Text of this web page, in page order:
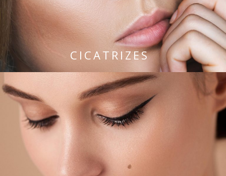
CICATRIZES